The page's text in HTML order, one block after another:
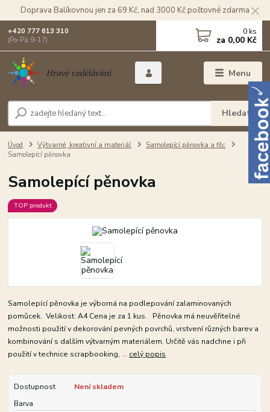
Doprava Balíkovnou jen za 69 Kč, nad 3000 Kč poštovné zdarma
Menu
Hledat
+420 777 613 310
(Po-Pá 9-17)
0 ks
za 0,00 Kč
Úvod Výtvarné, kreativní a materiál
Samolepící pěnovka a filc
Samolepící pěnovka
Samolepící pěnovka
TOP produkt
Samolepící pěnovka je výborná na podlepování zalaminovaných
pomůcek. Velikost: A4 Cena je za 1 kus. Pěnovka má neuvěřitelné
možnosti použití v dekorování pevných povrchů, vrstvení různých barev a
kombinování s dalším výtvarným materiálem. Určitě vás nadchne i při
použití v technice scrapbooking, ... celý popis
Dostupnost
Není skladem
Barva